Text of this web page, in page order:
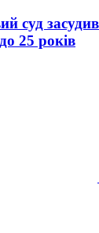
суд
25 років